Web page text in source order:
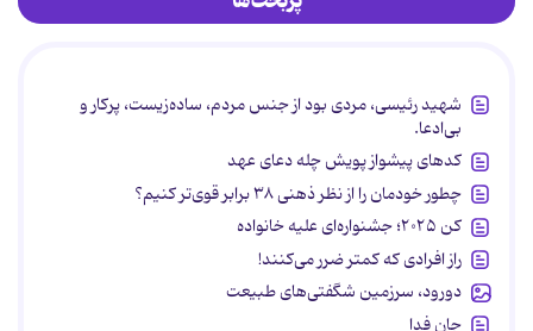
شهید رئیسی، مردی بود از جنس مردم، ساده‌زیست، پرکار و
بی‌ادعا.
کدهای پیشواز پویش چله دعای عهد
چطور خودمان را از نظر ذهنی ۳۸ برابر قوی‌تر کنیم؟
کن ۲۰۲۵؛ جشنواره‌ای علیه خانواده
راز افرادی که کمتر ضرر می‌کنند!
دورود، سرزمین شگفتی‌های طبیعت
جان فدا